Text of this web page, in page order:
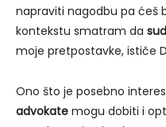
napraviti nagodbu pa ćeš
kontekstu smatram da
moje pretpostavke, ističe
Ono što je posebno
advokate mogu dobiti i